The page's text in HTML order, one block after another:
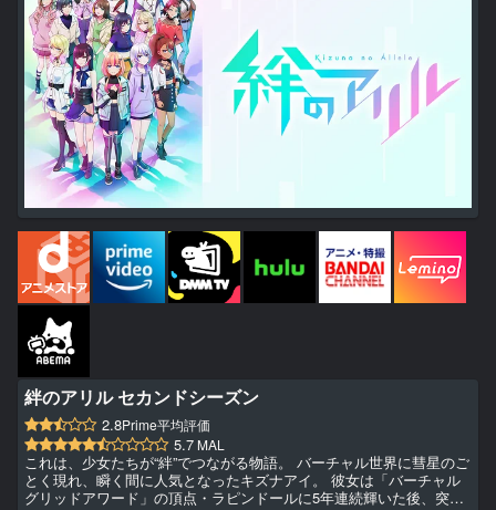
絆のアリル セカンドシーズン
2.8Prime平均評価
5.7 MAL
これは、少女たちが“絆”でつながる物語。 バーチャル世界に彗星のご
とく現れ、瞬く間に人気となったキズナアイ。 彼女は「バーチャル
グリッドアワード」の頂点・ラピンドールに5年連続輝いた後、突如